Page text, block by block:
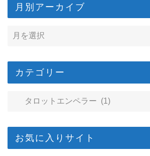
月別アーカイブ
カテゴリー
お気に入りサイト